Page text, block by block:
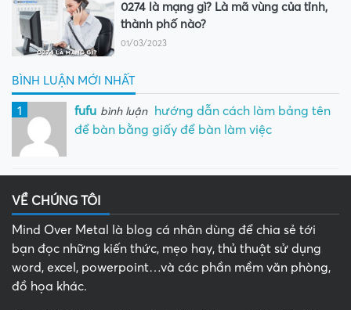
0274 là mạng gì? Là mã vùng của tỉnh,
thành phố nào?
01/03/2023
BÌNH LUẬN MỚI NHẤT
1 fufu bình luận
hướng dẫn cách làm bảng tên
để bàn bằng giấy để bàn làm việc
VỀ CHÚNG TÔI
Mind Over Metal là blog cá nhân dùng để chia sẻ tới
bạn đọc những kiến thức, mẹo hay, thủ thuật sử dụng
word, excel, powerpoint…và các phần mềm văn phòng,
đồ họa khác.